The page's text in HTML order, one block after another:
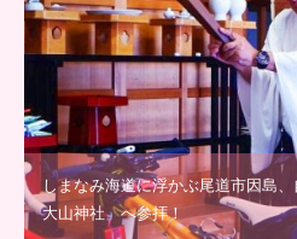
しまなみ海道に浮かぶ尾道市因島
大山神社」へ参拝！